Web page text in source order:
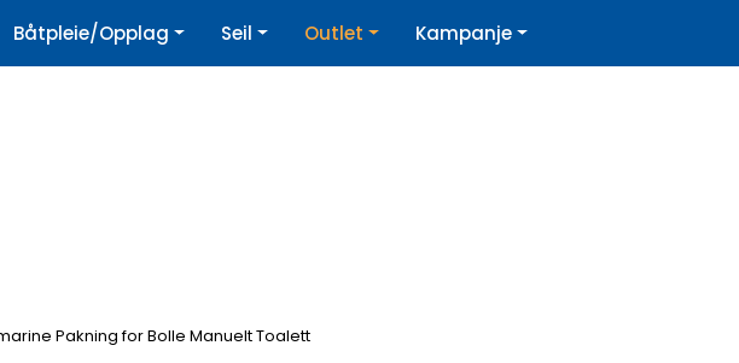
| Nyhetsbrev
Båtpleie/Opplag Seil Outlet Kampanje
Pakning for Bolle Manuelt Toalett